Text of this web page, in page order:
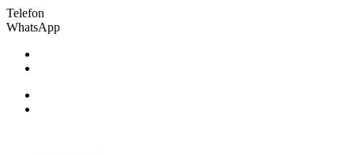
Telefon
WhatsApp